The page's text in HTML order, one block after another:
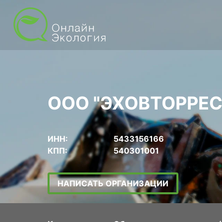
ООО
ИНН:
5433156166
КПП:
540301001
НАПИСАТЬ ОРГАНИЗАЦИИ